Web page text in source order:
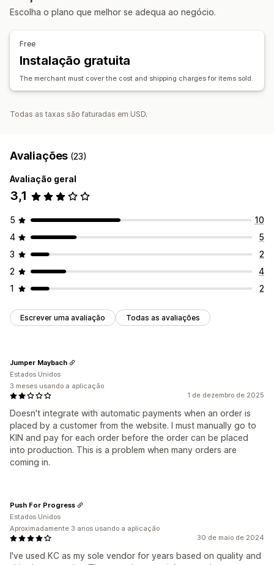
Gestão de encomendas
Escolha o plano que melhor se adequa ao negócio.
Free
Instalação gratuita
The merchant must cover the cost and shipping charges for items sold.
Todas as taxas são faturadas em USD.
Avaliações (23)
Avaliação geral
3,1
5
10
4
5
3
2
2
4
1
2
Escrever uma avaliação Todas as avaliações
1 de dezembro de 2025
Doesn't integrate with automatic payments when an order is
placed by a customer from the website. I must manually go to
KIN and pay for each order before the order can be placed
into production. This is a problem when many orders are
coming in.
Jumper Maybach
Estados Unidos
3 meses usando a aplicação
30 de maio de 2024
I've used KC as my sole vendor for years based on quality and
Push For Progress
Estados Unidos
Aproximadamente 3 anos usando a aplicação